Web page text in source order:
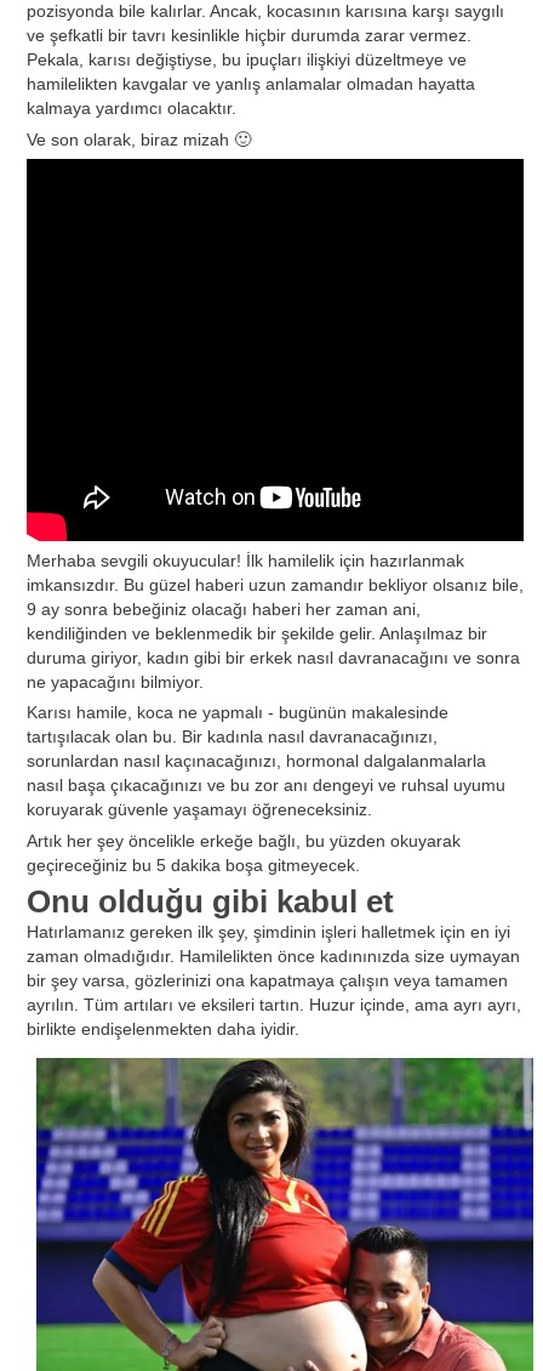
pozisyonda bile kalırlar. Ancak, kocasının karısına karşı saygılı
ve şefkatli bir tavrı kesinlikle hiçbir durumda zarar vermez.
Pekala, karısı değiştiyse, bu ipuçları ilişkiyi düzeltmeye ve
hamilelikten kavgalar ve yanlış anlamalar olmadan hayatta
kalmaya yardımcı olacaktır.
Ve son olarak, biraz mizah 🙂
Merhaba sevgili okuyucular! İlk hamilelik için hazırlanmak
imkansızdır. Bu güzel haberi uzun zamandır bekliyor olsanız bile,
9 ay sonra bebeğiniz olacağı haberi her zaman ani,
kendiliğinden ve beklenmedik bir şekilde gelir. Anlaşılmaz bir
duruma giriyor, kadın gibi bir erkek nasıl davranacağını ve sonra
ne yapacağını bilmiyor.
Karısı hamile, koca ne yapmalı - bugünün makalesinde
tartışılacak olan bu. Bir kadınla nasıl davranacağınızı,
sorunlardan nasıl kaçınacağınızı, hormonal dalgalanmalarla
nasıl başa çıkacağınızı ve bu zor anı dengeyi ve ruhsal uyumu
koruyarak güvenle yaşamayı öğreneceksiniz.
Artık her şey öncelikle erkeğe bağlı, bu yüzden okuyarak
geçireceğiniz bu 5 dakika boşa gitmeyecek.
Onu olduğu gibi kabul et
Hatırlamanız gereken ilk şey, şimdinin işleri halletmek için en iyi
zaman olmadığıdır. Hamilelikten önce kadınınızda size uymayan
bir şey varsa, gözlerinizi ona kapatmaya çalışın veya tamamen
ayrılın. Tüm artıları ve eksileri tartın. Huzur içinde, ama ayrı ayrı,
birlikte endişelenmekten daha iyidir.